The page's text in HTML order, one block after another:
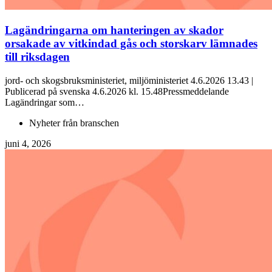
Lagändringarna om hanteringen av skador
orsakade av vitkindad gås och storskarv lämnades
till riksdagen
jord- och skogsbruksministeriet, miljöministeriet 4.6.2026 13.43 |
Publicerad på svenska 4.6.2026 kl. 15.48Pressmeddelande
Lagändringar som…
Nyheter från branschen
juni 4, 2026